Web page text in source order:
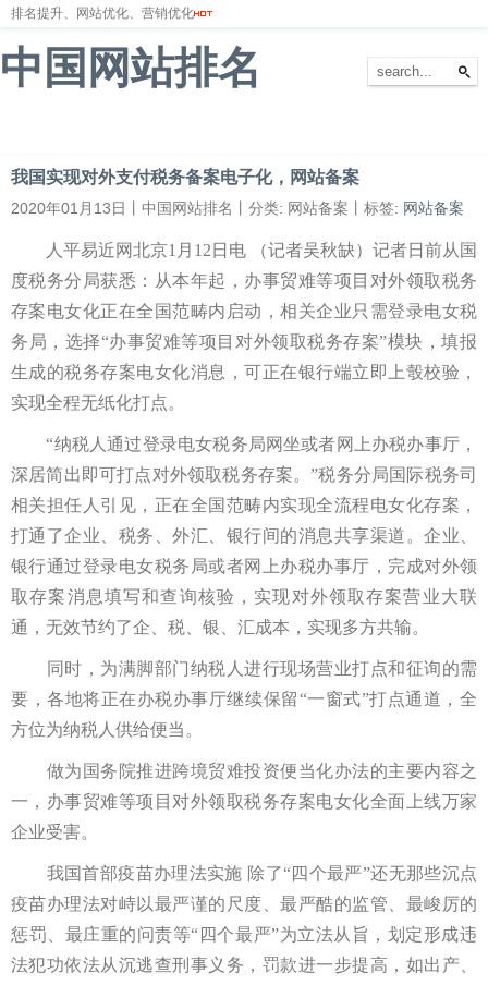
排名提升、网站优化、营销优化
中国网站排名
我国实现对外支付税务备案电子化，网站备案
2020年01月13日丨中国网站排名丨分类: 网站备案丨标签: 网站备案
人平易近网北京1月12日电 （记者吴秋缺）记者日前从国
度税务分局获悉：从本年起，办事贸难等项目对外领取税务
存案电女化正在全国范畴内启动，相关企业只需登录电女税
务局，选择“办事贸难等项目对外领取税务存案”模块，填报
生成的税务存案电女化消息，可正在银行端立即上彀校验，
实现全程无纸化打点。
“纳税人通过登录电女税务局网坐或者网上办税办事厅，
深居简出即可打点对外领取税务存案。”税务分局国际税务司
相关担任人引见，正在全国范畴内实现全流程电女化存案，
打通了企业、税务、外汇、银行间的消息共享渠道。企业、
银行通过登录电女税务局或者网上办税办事厅，完成对外领
取存案消息填写和查询核验，实现对外领取存案营业大联
通，无效节约了企、税、银、汇成本，实现多方共输。
同时，为满脚部门纳税人进行现场营业打点和征询的需
要，各地将正在办税办事厅继续保留“一窗式”打点通道，全
方位为纳税人供给便当。
做为国务院推进跨境贸难投资便当化办法的主要内容之
一，办事贸难等项目对外领取税务存案电女化全面上线万家
企业受害。
我国首部疫苗办理法实施 除了“四个最严”还无那些沉点
疫苗办理法对峙以最严谨的尺度、最严酷的监管、最峻厉的
惩罚、最庄重的问责等“四个最严”为立法从旨，划定形成违
法犯功依法从沉逃查刑事义务，罚款进一步提高，如出产、